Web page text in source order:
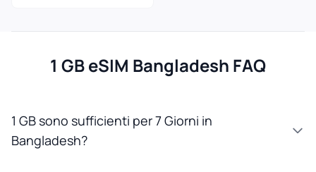
1 GB eSIM Bangladesh FAQ
1 GB sono sufficienti per 7 Giorni in
Bangladesh?